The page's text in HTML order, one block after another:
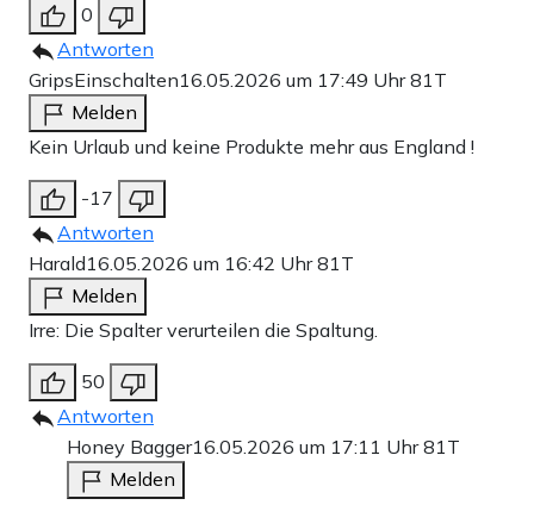
0
Antworten
GripsEinschalten16.05.2026 um 17:49 Uhr81T
Melden
Kein Urlaub und keine Produkte mehr aus England !
-17
Antworten
Harald16.05.2026 um 16:42 Uhr81T
Melden
Irre: Die Spalter verurteilen die Spaltung.
50
Antworten
Honey Bagger16.05.2026 um 17:11 Uhr81T
Melden